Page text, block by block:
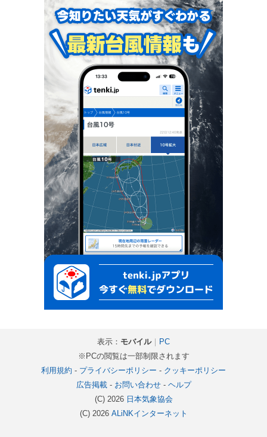
表示： モバイル｜ PC
※PCの閲覧は一部制限されます
利用規約 - プライバシーポリシー - クッキーポリシー
広告掲載- お問い合わせ- ヘルプ
(C) 2026 日本気象協会
(C) 2026 ALiNKインターネット